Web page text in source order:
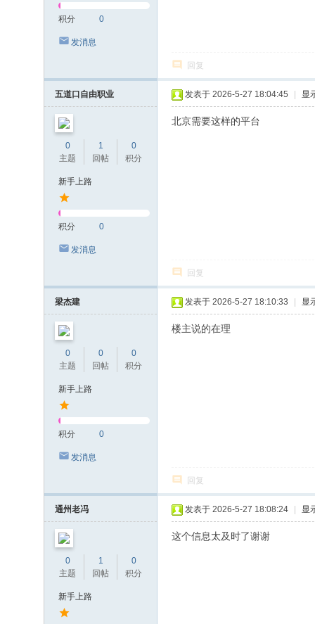
积分 0
发消息
回复
五道口自由职业
0
主题
1
回帖
0
积分
新手上路
积分 0
发消息
发表于 2026-5-27 18:04:45 显
北京需要这样的平台
回复
梁杰建
0
主题
0
回帖
0
积分
新手上路
积分 0
发消息
发表于 2026-5-27 18:10:33 显
楼主说的在理
回复
通州老冯
0
主题
1
回帖
0
积分
新手上路
发表于 2026-5-27 18:08:24 显
这个信息太及时了谢谢